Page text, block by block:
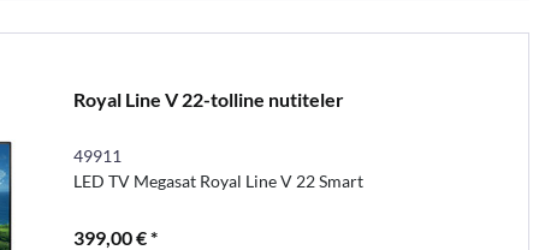
Royal Line V 22-tolline nutiteler
49911
LED TV Megasat Royal Line V 22 Smart
399,00 € *